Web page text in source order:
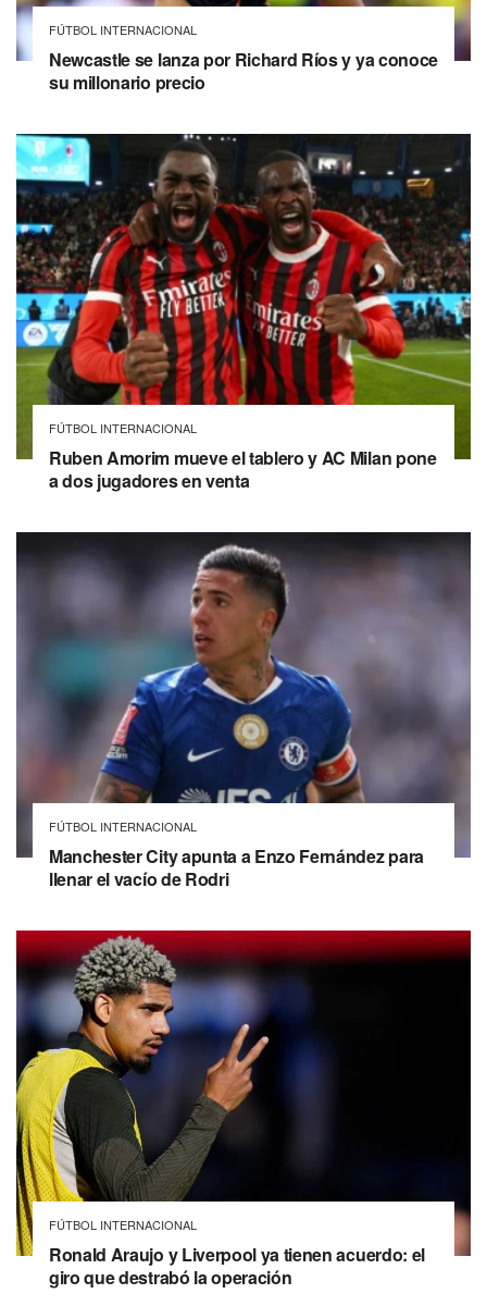
FÚTBOL INTERNACIONAL
Newcastle se lanza por Richard Ríos y ya conoce
su millonario precio
FÚTBOL INTERNACIONAL
Ruben Amorim mueve el tablero y AC Milan pone
a dos jugadores en venta
FÚTBOL INTERNACIONAL
Manchester City apunta a Enzo Fernández para
llenar el vacío de Rodri
FÚTBOL INTERNACIONAL
Ronald Araujo y Liverpool ya tienen acuerdo: el
giro que destrabó la operación